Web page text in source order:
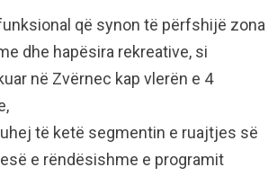
që synon të përfshijë zona
dhe hapësira rekreative, si
në Zvërnec kap vlerën e 4
të ketë segmentin e ruajtjes së
e rëndësishme e programit